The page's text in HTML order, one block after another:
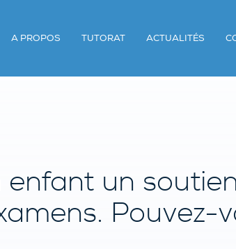
A PROPOS TUTORAT ACTUALITÉS
un
Pouvez-